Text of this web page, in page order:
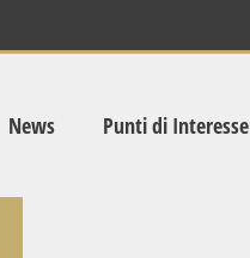
News Punti di Interesse